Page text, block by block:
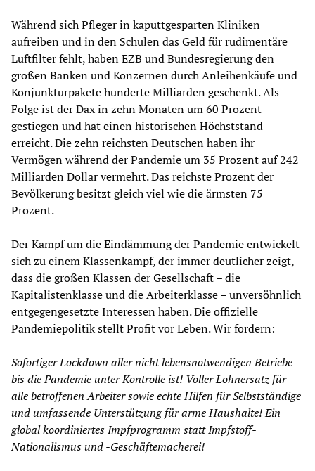
Während sich Pfleger in kaputtgesparten Kliniken
aufreiben und in den Schulen das Geld für rudimentäre
Luftfilter fehlt, haben EZB und Bundesregierung den
großen Banken und Konzernen durch Anleihenkäufe und
Konjunkturpakete hunderte Milliarden geschenkt. Als
Folge ist der Dax in zehn Monaten um 60 Prozent
gestiegen und hat einen historischen Höchststand
erreicht. Die zehn reichsten Deutschen haben ihr
Vermögen während der Pandemie um 35 Prozent auf 242
Milliarden Dollar vermehrt. Das reichste Prozent der
Bevölkerung besitzt gleich viel wie die ärmsten 75
Prozent.
Der Kampf um die Eindämmung der Pandemie entwickelt
sich zu einem Klassenkampf, der immer deutlicher zeigt,
dass die großen Klassen der Gesellschaft – die
Kapitalistenklasse und die Arbeiterklasse – unversöhnlich
entgegengesetzte Interessen haben. Die offizielle
Pandemiepolitik stellt Profit vor Leben. Wir fordern:
Sofortiger Lockdown aller nicht lebensnotwendigen Betriebe
bis die Pandemie unter Kontrolle ist! Voller Lohnersatz für
alle betroffenen Arbeiter sowie echte Hilfen für Selbstständige
und umfassende Unterstützung für arme Haushalte! Ein
global koordiniertes Impfprogramm statt Impfstoff-
Nationalismus und -Geschäftemacherei!